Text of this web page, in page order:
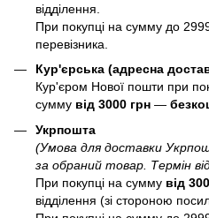
відділення.
При покупці на сумму до
перевізника.
Кур'єрська (адресна
Кур'єром Нової пошти при
сумму від 3000 грн — б
Укрпошта
(Умова для доставки
за обраний товар. Термін
При покупці на сумму від
відділення (зі стороною